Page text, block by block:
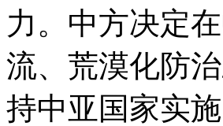
力。中方决定
流、荒漠化防
持中亚国家实